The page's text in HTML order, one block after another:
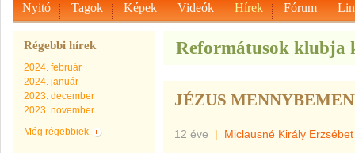
Nyitó Tagok Képek Videók Hírek Fórum
Régebbi hírek
2024. február
2024. január
2023. december
2023. november
Még régebbiek
Reformátusok klubja
JÉZUS
12 éve | Miclausné Király Erzsébet